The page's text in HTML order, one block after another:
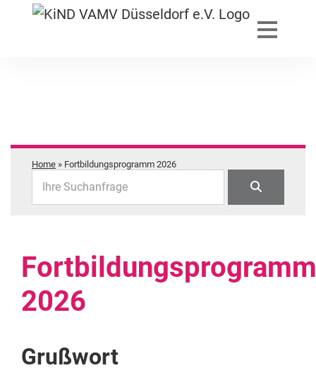
Home » Fortbildungsprogramm 2026
Ihre Suchanfrage
Fortbildungsprogramm
2026
Grußwort